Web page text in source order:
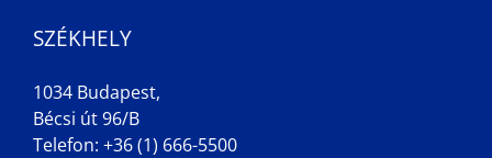
SZÉKHELY
1034 Budapest,
Bécsi út 96/B
Telefon: +36 (1) 666-5500